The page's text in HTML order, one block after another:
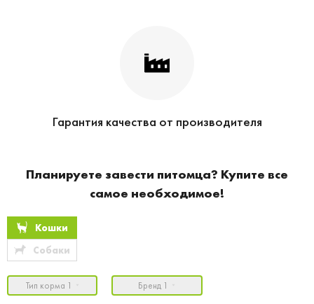
Гарантия качества от производителя
Планируете завести питомца? Купите все
самое необходимое!
Кошки
Собаки
Тип корма 1 Бренд 1